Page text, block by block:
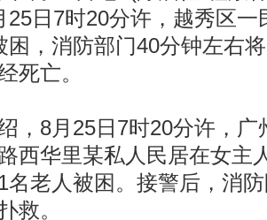
25日7时20分许，越秀区
困，消防部门40分钟左右
死亡。
8月25日7时20分许，广
西华里某私人民居在女主
名老人被困。接警后，消
救。